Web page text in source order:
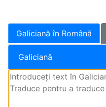
Galiciană în Română
Galiciană